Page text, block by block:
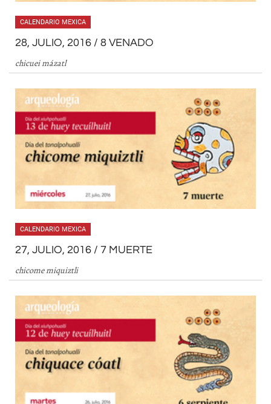
CALENDARIO MEXICA
28, JULIO, 2016 / 8 VENADO
chicuei mázatl
CALENDARIO MEXICA
27, JULIO, 2016 / 7 MUERTE
chicome miquiztli